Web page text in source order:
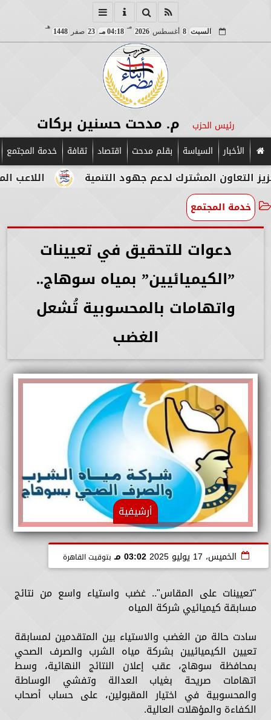
السبت 8 أغسطس 2026
مـ
04:18 مـ 23 صفر 1448
هـ
رئيس الحزب م. مدحت حسنين بركات
الأخبار السياسة بقلم مدحت اقتصاد ثقافة خدمة المجتمع
اللاعب المصري لدعم جهود التنمية
خدمة المجتمع
دعوات للتحقيق في تعيينات
”الكيميائيين” بمياه سوهاج..
واتهامات بالمحسوبية تُشعل
الغضب
أرشيفية
الخميس، 17 يوليو 2025 03:02 مـ بتوقيت القاهرة
"تعيينات على المقاس".. غضب واستياء واسع من نتائج
مسابقة كيميائيي شركة المياه
سادت حالة من الغضب والاستياء بين المتقدمين لمسابقة
تعيين الكيميائيين بشركة مياه الشرب والصرف الصحي
بمحافظة سوهاج، عقب إعلان النتائج النهائية، وسط
اتهامات صريحة بغياب العدالة وتفشي الوساطة
والمحسوبية في اختيار المقبولين، على حساب أصحاب
الكفاءة والمؤهلات العالية.